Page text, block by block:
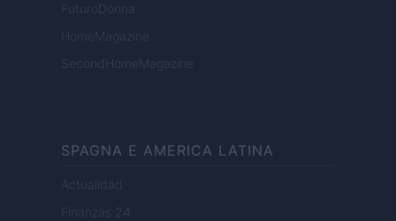
FuturoDonna
HomeMagazine
SecondHomeMagazine
SPAGNA E AMERICA LATINA
Actualidad
Finanzas 24